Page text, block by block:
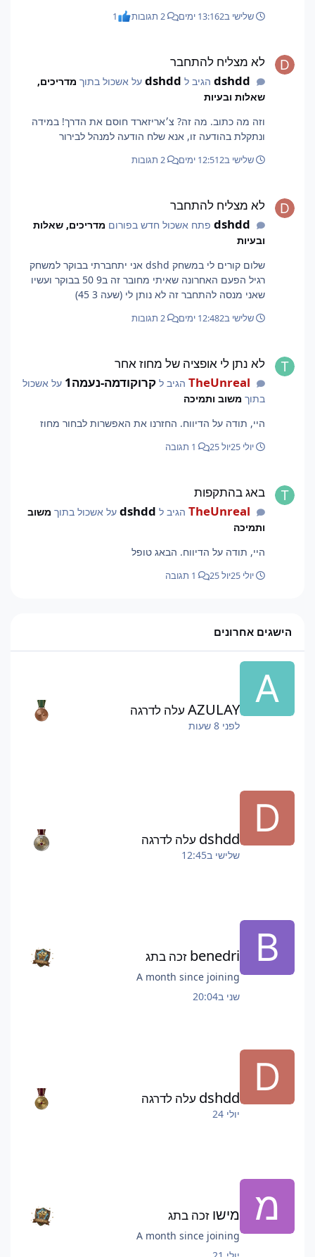
שלישי ב13:162 ימים 1
לא מצליח להתחבר
dshddהגיב ל dshddעל אשכול בתוך מדריכים,
שאלות ובעיות
וזה מה כתוב. מה זה? צ׳אריזארד חוסם את הדרך! במידה
ונתקלת בהודעה זו, אנא שלח הודעה למנהל לבירור
שלישי ב12:512 ימים
לא מצליח להתחבר
dshddפתח אשכול חדש בפורום מדריכים, שאלות
ובעיות
שלום קורים לי במשחק dshd אני יתחברתי בבוקר למשחק
רגיל הפעם האחרונה שאיתי מחובר זה ב9 50 בבוקר ועשיו
שאני מנסה להתחבר זה לא נותן לי (שעה 3 45)
שלישי ב12:482 ימים
לא נתן לי אופציה של מחוז אחר
TheUnrealהגיב ל קרוקודמה-נעמה1
על אשכול
בתוך משוב ותמיכה
היי, תודה על הדיווח. החזרנו את האפשרות לבחור מחוז
יולי 25 יול 25
באג בהתקפות
TheUnrealהגיב ל dshddעל אשכול בתוך משוב
ותמיכה
היי, תודה על הדיווח. הבאג טופל
יולי 25 יול 25
הישגים אחרונים
AZULAY עלה לדרגה
לפני 8 שעות
dshdd עלה לדרגה
שלישי ב12:45
benedri זכה בתג
A month since joining
שני ב20:04
dshdd עלה לדרגה
יולי 24
מישו זכה בתג
A month since joining